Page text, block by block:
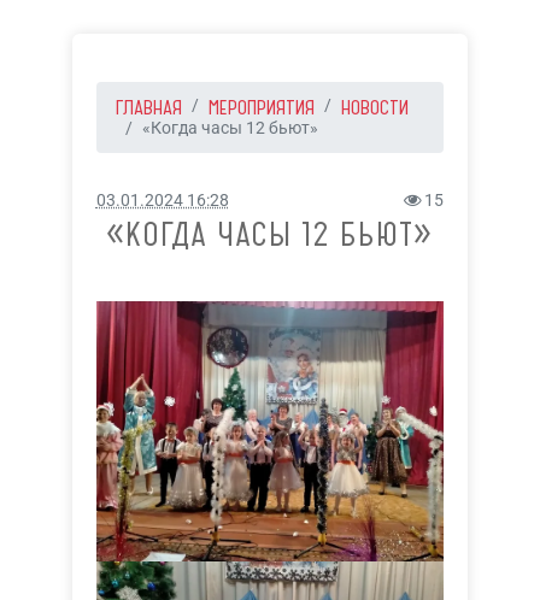
ГЛАВНАЯ МЕРОПРИЯТИЯ НОВОСТИ
«Когда часы 12 бьют»
03.01.2024 16:28 15
«КОГДА ЧАСЫ 12 БЬЮТ»